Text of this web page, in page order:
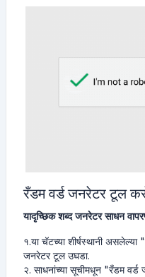
रँडम वर्ड जनरेटर टूल
यादृच्छिक शब्द जनरेटर साधन
१.या चॅटच्या शीर्षस्थानी
जनरेटर टूल उघडा.
२. साधनांच्या सूचीमधून "रँडम वर्ड